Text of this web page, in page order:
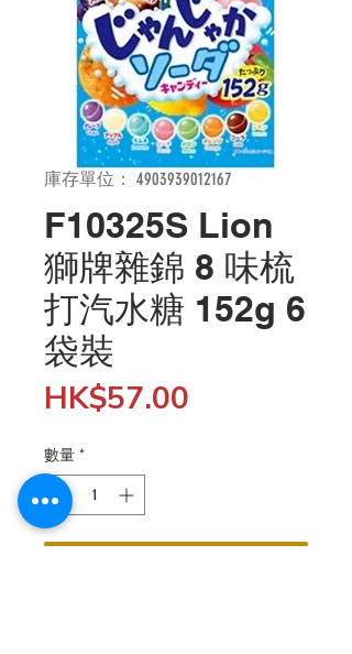
庫存單位： 4903939012167
F10325S Lion
獅牌雜錦 8 味梳
打汽水糖 152g 6
袋裝
HK$57.00
數量 *